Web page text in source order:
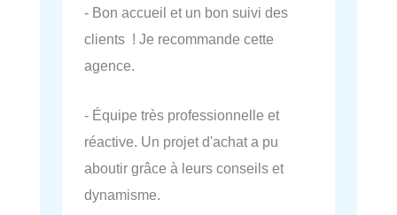
- Bon accueil et un bon suivi des
clients ! Je recommande cette
agence.
- Équipe très professionnelle et
réactive. Un projet d'achat a pu
aboutir grâce à leurs conseils et
dynamisme.